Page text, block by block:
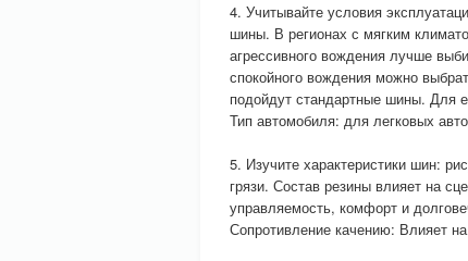
4. Учитывайте условия
шины. В регионах с мягким
агрессивного вождения лучше
спокойного вождения можно
подойдут стандартные шины. Для
Тип автомобиля: для легковых
5. Изучите характеристики шин:
грязи. Состав резины влияет на
управляемость, комфорт и
Сопротивление качению: Влияет